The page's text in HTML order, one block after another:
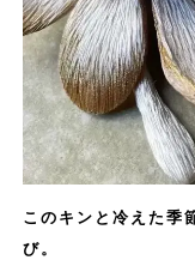
このキンと冷えた季
び。